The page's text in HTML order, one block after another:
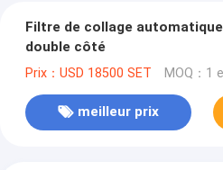
Filtre de collage
double côté
Prix：USD 18500 SET MOQ：1
meilleur prix